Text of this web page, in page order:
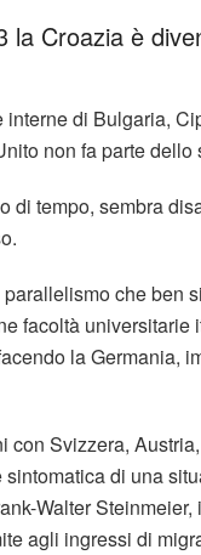
la Croazia è
interne di Bulgaria,
non fa parte
di tempo, sembra
che ben
facoltà universitarie
la Germania,
con Svizzera,
di una
Walter
agli ingressi di